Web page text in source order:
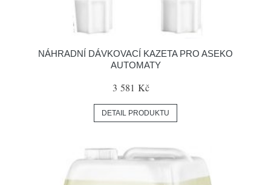
NÁHRADNÍ DÁVKOVACÍ KAZETA PRO ASEKO
AUTOMATY
3 581 Kč
DETAIL PRODUKTU